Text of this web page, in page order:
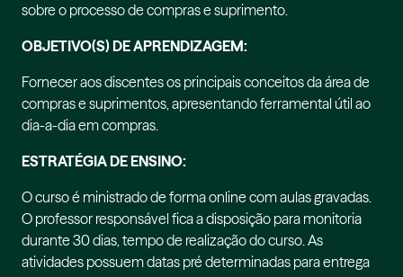
sobre o processo de compras e suprimento.
OBJETIVO(S) DE APRENDIZAGEM:
Fornecer aos discentes os principais conceitos da área de
compras e suprimentos, apresentando ferramental útil ao
dia-a-dia em compras.
ESTRATÉGIA DE ENSINO:
O curso é ministrado de forma online com aulas gravadas.
O professor responsável fica a disposição para monitoria
durante 30 dias, tempo de realização do curso. As
atividades possuem datas pré determinadas para entrega